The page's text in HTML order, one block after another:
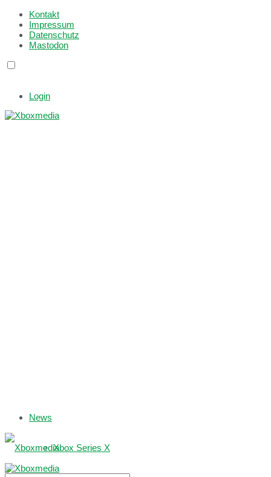
Kontakt
Impressum
Datenschutz
Mastodon
Login
News
Xbox Series X